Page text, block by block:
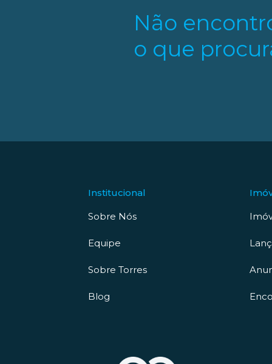
Não
o que
Institucional
Sobre Nós
Equipe
Sobre Torres
Blog